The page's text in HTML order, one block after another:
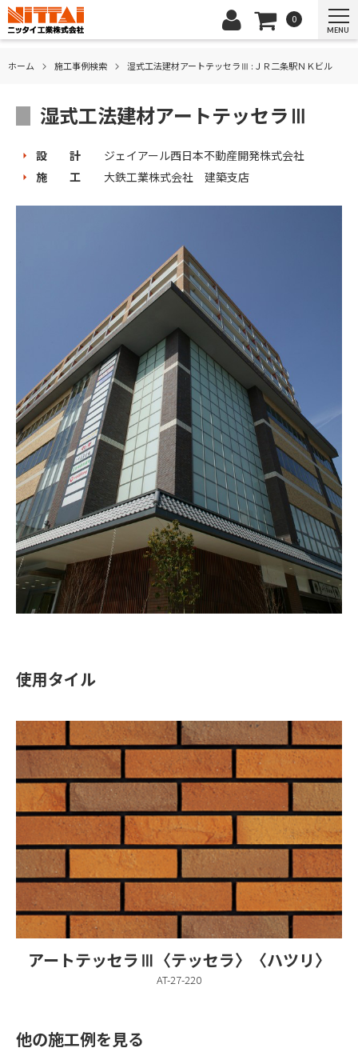
0
MENU
ホーム 施⼯事例検索 湿式工法建材アートテッセラⅢ :ＪＲ二条駅ＮＫビル
湿式工法建材アートテッセラⅢ
設 計
ジェイアール西日本不動産開発株式会社
施 工
大鉄工業株式会社 建築支店
使用タイル
アートテッセラⅢ〈テッセラ〉〈ハツリ〉
AT-27-220
他の施工例を見る